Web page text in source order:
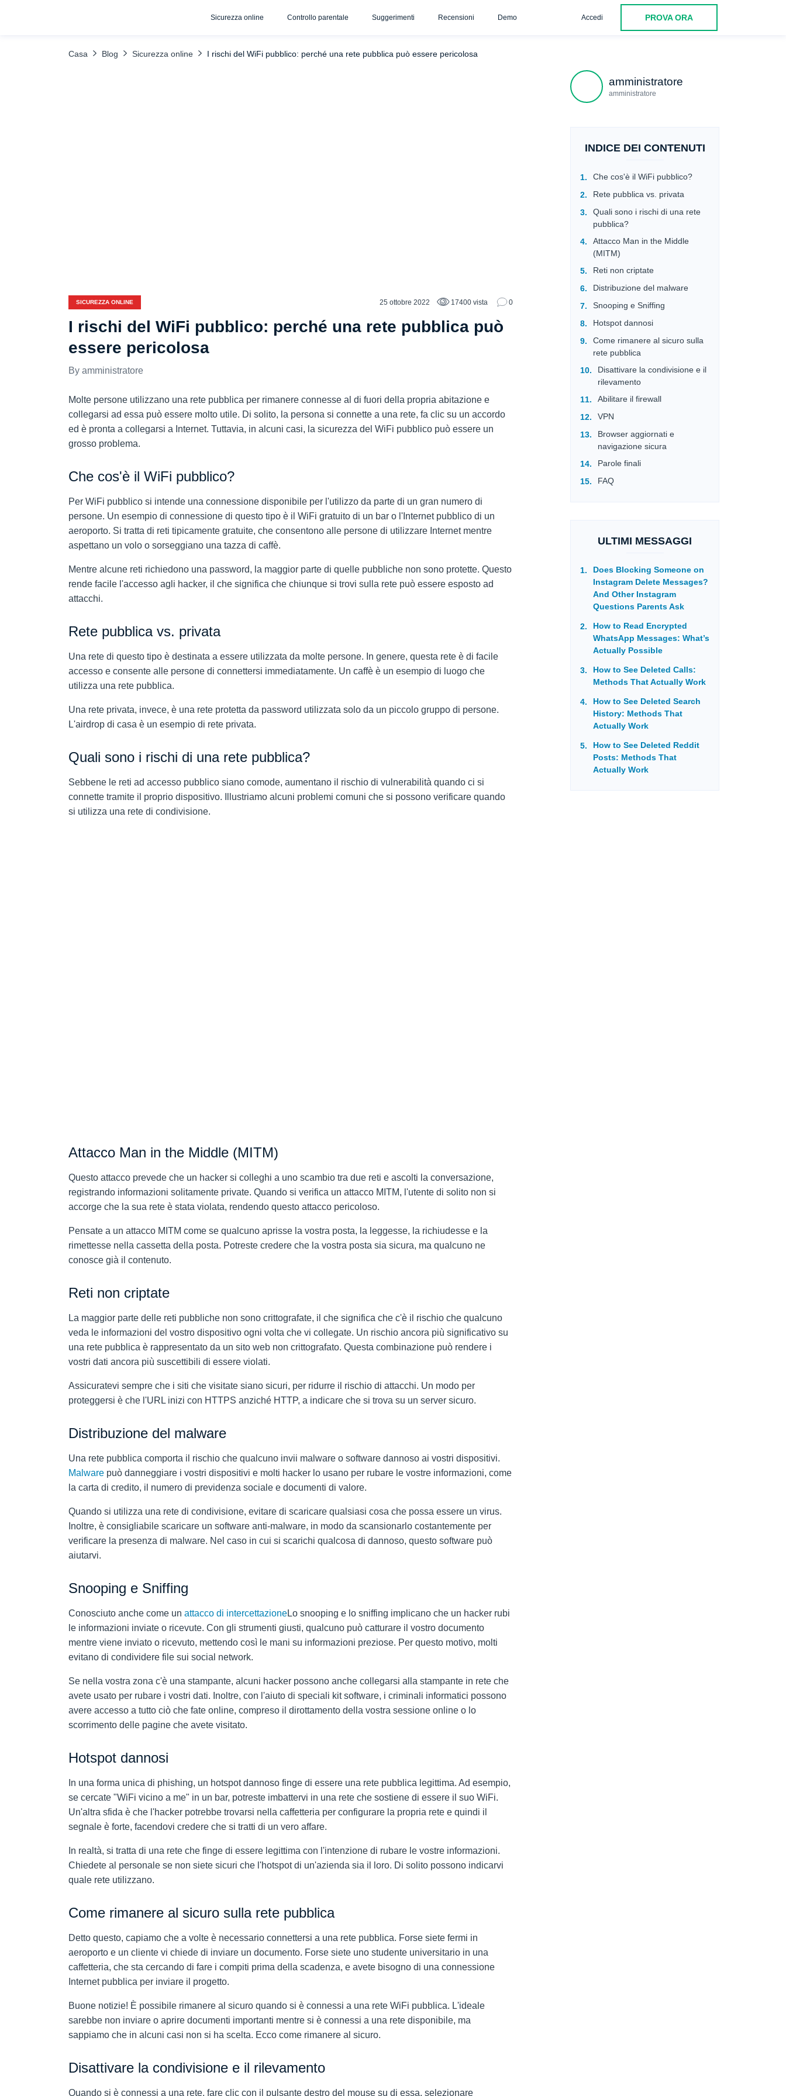
Sicurezza online Controllo parentale Suggerimenti Recensioni Demo Accedi PROVA ORA
Casa Blog Sicurezza online I rischi del WiFi pubblico: perché una rete pubblica può essere pericolosa
SICUREZZA ONLINE 25 ottobre 2022 17400 vista 0
I rischi del WiFi pubblico: perché una rete pubblica può
essere pericolosa
amministratore
Molte persone utilizzano una rete pubblica per rimanere connesse al di fuori della propria abitazione e
collegarsi ad essa può essere molto utile. Di solito, la persona si connette a una rete, fa clic su un accordo
ed è pronta a collegarsi a Internet. Tuttavia, in alcuni casi, la sicurezza del WiFi pubblico può essere un
grosso problema.
Che cos'è il WiFi pubblico?
Per WiFi pubblico si intende una connessione disponibile per l'utilizzo da parte di un gran numero di
persone. Un esempio di connessione di questo tipo è il WiFi gratuito di un bar o l'Internet pubblico di un
aeroporto. Si tratta di reti tipicamente gratuite, che consentono alle persone di utilizzare Internet mentre
aspettano un volo o sorseggiano una tazza di caffè.
Mentre alcune reti richiedono una password, la maggior parte di quelle pubbliche non sono protette. Questo
rende facile l'accesso agli hacker, il che significa che chiunque si trovi sulla rete può essere esposto ad
attacchi.
Rete pubblica vs. privata
Una rete di questo tipo è destinata a essere utilizzata da molte persone. In genere, questa rete è di facile
accesso e consente alle persone di connettersi immediatamente. Un caffè è un esempio di luogo che
utilizza una rete pubblica.
Una rete privata, invece, è una rete protetta da password utilizzata solo da un piccolo gruppo di persone.
L'airdrop di casa è un esempio di rete privata.
Quali sono i rischi di una rete pubblica?
Sebbene le reti ad accesso pubblico siano comode, aumentano il rischio di vulnerabilità quando ci si
connette tramite il proprio dispositivo. Illustriamo alcuni problemi comuni che si possono verificare quando
si utilizza una rete di condivisione.
Attacco Man in the Middle (MITM)
Questo attacco prevede che un hacker si colleghi a uno scambio tra due reti e ascolti la conversazione,
registrando informazioni solitamente private. Quando si verifica un attacco MITM, l'utente di solito non si
accorge che la sua rete è stata violata, rendendo questo attacco pericoloso.
Pensate a un attacco MITM come se qualcuno aprisse la vostra posta, la leggesse, la richiudesse e la
rimettesse nella cassetta della posta. Potreste credere che la vostra posta sia sicura, ma qualcuno ne
conosce già il contenuto.
Reti non criptate
La maggior parte delle reti pubbliche non sono crittografate, il che significa che c'è il rischio che qualcuno
veda le informazioni del vostro dispositivo ogni volta che vi collegate. Un rischio ancora più significativo su
una rete pubblica è rappresentato da un sito web non crittografato. Questa combinazione può rendere i
vostri dati ancora più suscettibili di essere violati.
Assicuratevi sempre che i siti che visitate siano sicuri, per ridurre il rischio di attacchi. Un modo per
proteggersi è che l'URL inizi con HTTPS anziché HTTP, a indicare che si trova su un server sicuro.
Distribuzione del malware
Una rete pubblica comporta il rischio che qualcuno invii malware o software dannoso ai vostri dispositivi.
Malware può danneggiare i vostri dispositivi e molti hacker lo usano per rubare le vostre informazioni, come
la carta di credito, il numero di previdenza sociale e documenti di valore.
Quando si utilizza una rete di condivisione, evitare di scaricare qualsiasi cosa che possa essere un virus.
Inoltre, è consigliabile scaricare un software anti-malware, in modo da scansionarlo costantemente per
verificare la presenza di malware. Nel caso in cui si scarichi qualcosa di dannoso, questo software può
aiutarvi.
Snooping e Sniffing
Conosciuto anche come un attacco di intercettazioneLo snooping e lo sniffing implicano che un hacker rubi
le informazioni inviate o ricevute. Con gli strumenti giusti, qualcuno può catturare il vostro documento
mentre viene inviato o ricevuto, mettendo così le mani su informazioni preziose. Per questo motivo, molti
evitano di condividere file sui social network.
Se nella vostra zona c'è una stampante, alcuni hacker possono anche collegarsi alla stampante in rete che
avete usato per rubare i vostri dati. Inoltre, con l'aiuto di speciali kit software, i criminali informatici possono
avere accesso a tutto ciò che fate online, compreso il dirottamento della vostra sessione online o lo
scorrimento delle pagine che avete visitato.
Hotspot dannosi
In una forma unica di phishing, un hotspot dannoso finge di essere una rete pubblica legittima. Ad esempio,
se cercate "WiFi vicino a me" in un bar, potreste imbattervi in una rete che sostiene di essere il suo WiFi.
Un'altra sfida è che l'hacker potrebbe trovarsi nella caffetteria per configurare la propria rete e quindi il
segnale è forte, facendovi credere che si tratti di un vero affare.
In realtà, si tratta di una rete che finge di essere legittima con l'intenzione di rubare le vostre informazioni.
Chiedete al personale se non siete sicuri che l'hotspot di un'azienda sia il loro. Di solito possono indicarvi
quale rete utilizzano.
Come rimanere al sicuro sulla rete pubblica
Detto questo, capiamo che a volte è necessario connettersi a una rete pubblica. Forse siete fermi in
aeroporto e un cliente vi chiede di inviare un documento. Forse siete uno studente universitario in una
caffetteria, che sta cercando di fare i compiti prima della scadenza, e avete bisogno di una connessione
Internet pubblica per inviare il progetto.
Buone notizie! È possibile rimanere al sicuro quando si è connessi a una rete WiFi pubblica. L'ideale
sarebbe non inviare o aprire documenti importanti mentre si è connessi a una rete disponibile, ma
sappiamo che in alcuni casi non si ha scelta. Ecco come rimanere al sicuro.
Disattivare la condivisione e il rilevamento
Quando si è connessi a una rete, fare clic con il pulsante destro del mouse su di essa, selezionare
amministratore
amministratore
INDICE DEI CONTENUTI
Che cos'è il WiFi pubblico?
Rete pubblica vs. privata
Quali sono i rischi di una rete
pubblica?
Attacco Man in the Middle
(MITM)
Reti non criptate
Distribuzione del malware
Snooping e Sniffing
Hotspot dannosi
Come rimanere al sicuro sulla
rete pubblica
Disattivare la condivisione e il
rilevamento
Abilitare il firewall
VPN
Browser aggiornati e
navigazione sicura
Parole finali
FAQ
ULTIMI MESSAGGI
Does Blocking Someone on
Instagram Delete Messages?
And Other Instagram
Questions Parents Ask
How to Read Encrypted
WhatsApp Messages: What’s
Actually Possible
How to See Deleted Calls:
Methods That Actually Work
How to See Deleted Search
History: Methods That
Actually Work
How to See Deleted Reddit
Posts: Methods That
Actually Work
Browser aggiornati e navigazione sicura Parole finali